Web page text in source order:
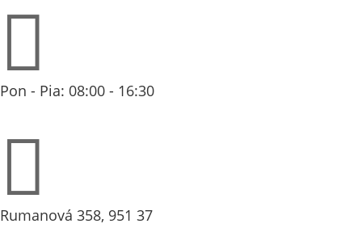

Pon - Pia: 08:00 - 16:30

Rumanová 358, 951 37